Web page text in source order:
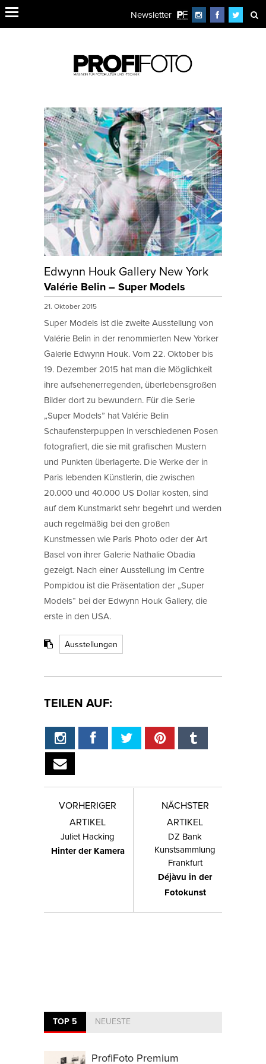
Newsletter
Edwynn Houk Gallery New York
Valérie Belin – Super Models
21. Oktober 2015
Super Models ist die zweite Ausstellung von
Valérie Belin in der renommierten New Yorker
Galerie Edwynn Houk. Vom 22. Oktober bis
19. Dezember 2015 hat man die Möglichkeit
ihre aufsehenerregenden, überlebensgroßen
Bilder dort zu bewundern. Für die Serie
„Super Models” hat Valérie Belin
Schaufensterpuppen in verschiedenen Posen
fotografiert, die sie mit grafischen Mustern
und Punkten überlagerte. Die Werke der in
Paris lebenden Künstlerin, die zwischen
20.000 und 40.000 US Dollar kosten, sind
auf dem Kunstmarkt sehr begehrt und werden
auch regelmäßig bei den großen
Kunstmessen wie Paris Photo oder der Art
Basel von ihrer Galerie Nathalie Obadia
gezeigt. Nach einer Ausstellung im Centre
Pompidou ist die Präsentation der „Super
Models“ bei der Edwynn Houk Gallery, die
erste in den USA.
Ausstellungen
TEILEN AUF:
VORHERIGER
ARTIKEL
Juliet Hacking
Hinter der Kamera
NÄCHSTER
ARTIKEL
DZ Bank
Kunstsammlung
Frankfurt
Déjàvu in der
Fotokunst
TOP 5 NEUESTE
ProfiFoto Premium